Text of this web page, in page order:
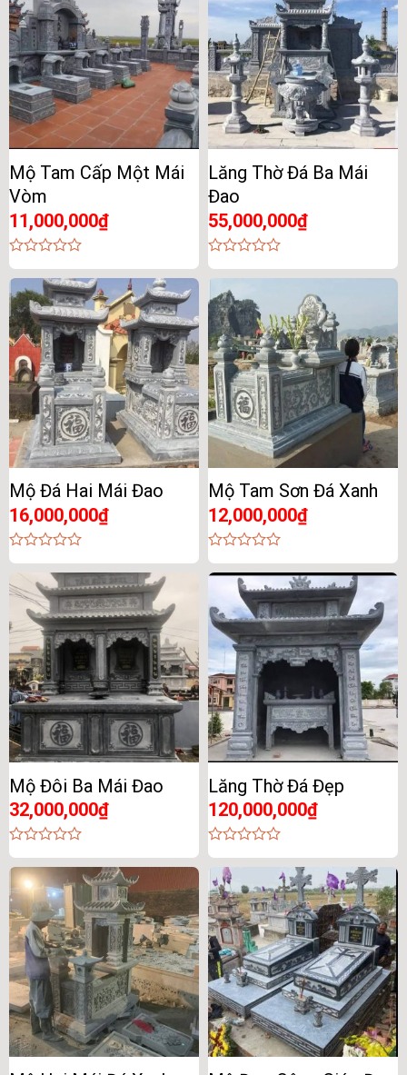
Mộ Tam Cấp Một Mái
Vòm
11,000,000₫
0
out
of
5
Lăng Thờ Đá Ba Mái
Đao
55,000,000₫
0
out
of
5
Mộ Đá Hai Mái Đao
16,000,000₫
0
out
of
Mộ Tam Sơn Đá Xanh
12,000,000₫
0
out
5
Mộ Đôi Ba Mái Đao
32,000,000₫
0
out
5
Lăng Thờ Đá Đẹp
120,000,000₫
0
out
of
5